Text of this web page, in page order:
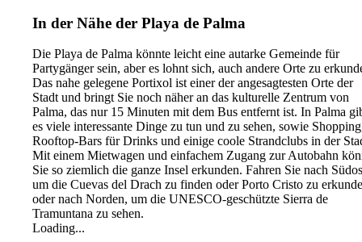
In der Nähe der Playa de Palma
Die Playa de Palma könnte leicht eine autarke Gemeinde für
Partygänger sein, aber es lohnt sich, auch andere Orte zu
Das nahe gelegene Portixol ist einer der angesagtesten Orte der
Stadt und bringt Sie noch näher an das kulturelle Zentrum von
Palma, das nur 15 Minuten mit dem Bus entfernt ist. In Palma
es viele interessante Dinge zu tun und zu sehen, sowie
Rooftop-Bars für Drinks und einige coole Strandclubs in der
Mit einem Mietwagen und einfachem Zugang zur Autobahn
Sie so ziemlich die ganze Insel erkunden. Fahren Sie nach
um die Cuevas del Drach zu finden oder Porto Cristo zu
oder nach Norden, um die UNESCO-geschützte Sierra de
Tramuntana zu sehen.
Loading...